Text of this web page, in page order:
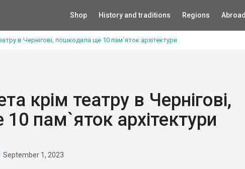
Shop History and traditions Regions Abroad
в Чернігові, пошкодила ще 10 пам`яток архітектури
крім театру в Чернігові,
пам`яток архітектури
September 1, 2023